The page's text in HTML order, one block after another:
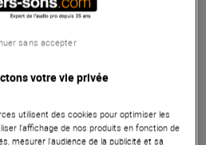
12 958 €
votre vie privée
utilisent des cookies pour optimiser les
l’affichage de nos produits en fonction de
mesurer l'audience de la publicité et sa
sans accepter